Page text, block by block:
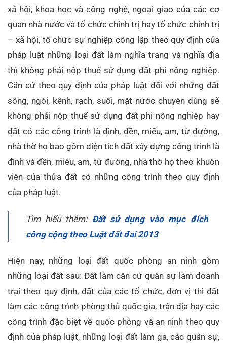
xã hội, khoa học và công nghệ, ngoại giao của các cơ
quan nhà nước và tổ chức chính trị hay tổ chức chính trị
– xã hội, tổ chức sự nghiệp công lập theo quy định của
pháp luật những loại đất làm nghĩa trang và nghĩa địa
thì không phải nộp thuế sử dụng đất phi nông nghiệp.
Căn cứ theo quy định của pháp luật đối với những đất
sông, ngòi, kênh, rạch, suối, mặt nước chuyên dùng sẽ
không phải nộp thuế sử dụng đất phi nông nghiệp hay
đất có các công trình là đình, đền, miếu, am, từ đường,
nhà thờ họ bao gồm diện tích đất xây dựng công trình là
đình và đền, miếu, am, từ đường, nhà thờ họ theo khuôn
viên của thửa đất có những công trình theo quy định
của pháp luật.
Tìm hiểu thêm: Đất sử dụng vào mục đích
công cộng theo Luật đất đai 2013
Hiện nay, những loại đất quốc phòng an ninh gồm
những loại đất sau: Đất làm căn cứ quân sự làm doanh
trại theo quy định, đất của các tổ chức, đơn vị thì đất
làm các công trình phòng thủ quốc gia, trận địa hay các
công trình đặc biệt về quốc phòng và an ninh theo quy
định của pháp luật, những loại đất làm ga, các quân sự,